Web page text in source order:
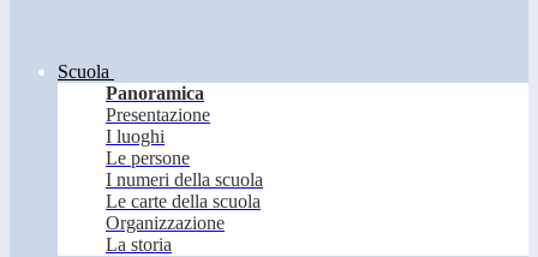
Scuola
Panoramica
Presentazione
I luoghi
Le persone
I numeri della scuola
Le carte della scuola
Organizzazione
La storia